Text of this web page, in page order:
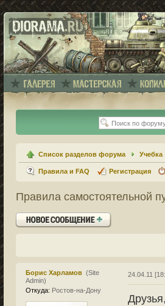
Список разделов форума Учебка
Правила и FAQ Регистрация
Правила самостоятельной
Ответить
Борис Харламов(Site
Admin)
Откуда: Ростов-на-Дону
24.04.11